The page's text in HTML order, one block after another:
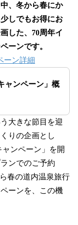
、冬から春にか
しでもお得にお
した、70周年イ
ーンです。
ーン詳細
ャンペーン」概
大きな節目を迎
りの企画とし
ンペーン」を開
ンでのご予約
春の道内温泉旅行
ーンを、この機